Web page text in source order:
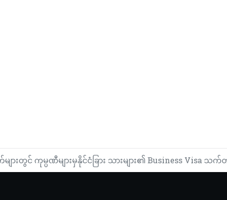
ျားတွင် ကုမ္ပဏီများမှနိုင်ငံခြား သားများ၏ Business Visa